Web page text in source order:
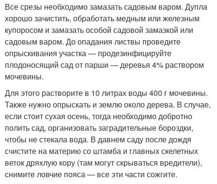
Все срезы необходимо замазать садовым варом. Дупла
хорошо зачистить, обработать медным или железным
купоросом и замазать особой садовой замазкой или
садовым варом. До опадания листвы проведите
опрыскивания участка — продезинфицируйте
плодоносящий сад от парши — деревья 4% раствором
мочевины.
Для этого растворите в 10 литрах воды 400 г мочевины.
Также нужно опрыскать и землю около дерева. В случае,
если стоит сухая осень, тогда необходимо добротно
полить сад, организовать заградительные бороздки,
чтобы не стекала вода. В давнем саду после дождя
счистите на материю со штамба и главных скелетных
веток дряхлую кору (там могут скрываться вредители),
снимите ловчие пояса — все эти части сожгите.